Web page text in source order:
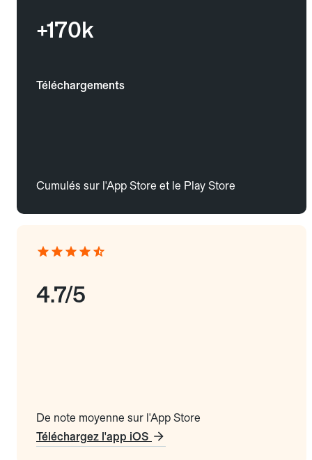
+170k
Téléchargements
Cumulés sur l'App Store et le Play Store
4.7/5
De note moyenne sur l'App Store
Téléchargez l'app iOS